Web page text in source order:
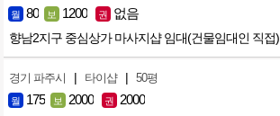
월 80 보 1200 권 없음
향남2지구 중심상가 마사지샵 임대(건물임대인 직접)
경기 파주시 | 타이샵 | 50평
월 175 보 2000 권 2000